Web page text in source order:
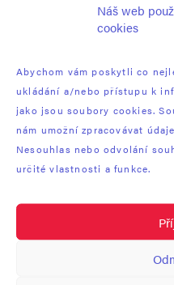
Náš web
cookies
Abychom vám poskytli co
ukládání a/nebo přístupu k
jako jsou soubory cookies.
nám umožní zpracovávat
Nesouhlas nebo odvolání
určité vlastnosti a funkce.
PLEASE ENTER THE